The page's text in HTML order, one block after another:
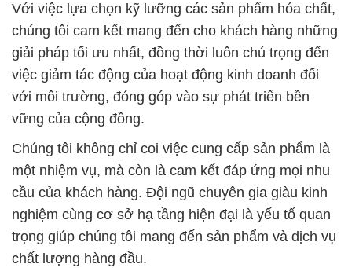
Với việc lựa chọn kỹ lưỡng các sản phẩm hóa chất,
chúng tôi cam kết mang đến cho khách hàng những
giải pháp tối ưu nhất, đồng thời luôn chú trọng đến
việc giảm tác động của hoạt động kinh doanh đối
với môi trường, đóng góp vào sự phát triển bền
vững của cộng đồng.
Chúng tôi không chỉ coi việc cung cấp sản phẩm là
một nhiệm vụ, mà còn là cam kết đáp ứng mọi nhu
cầu của khách hàng. Đội ngũ chuyên gia giàu kinh
nghiệm cùng cơ sở hạ tầng hiện đại là yếu tố quan
trọng giúp chúng tôi mang đến sản phẩm và dịch vụ
chất lượng hàng đầu.